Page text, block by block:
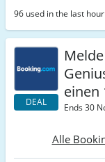
96 used in the last hour
DEAL
einen
Ends 30
Alle